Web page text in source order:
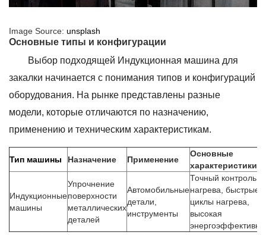
Image Source: unsplash
Основные типы и конфигурации
Выбор подходящей Индукционная машина для
закалки начинается с понимания типов и конфигураций
оборудования. На рынке представлены разные
модели, которые отличаются по назначению,
применению и техническим характеристикам.
Тип машины Назначение Применение
Основные
характеристики
Индукционные
машины
Упрочнение
поверхности
металлических
деталей
Автомобильные
детали,
инструменты
Точный контроль
нагрева, быстрые
циклы нагрева,
высокая